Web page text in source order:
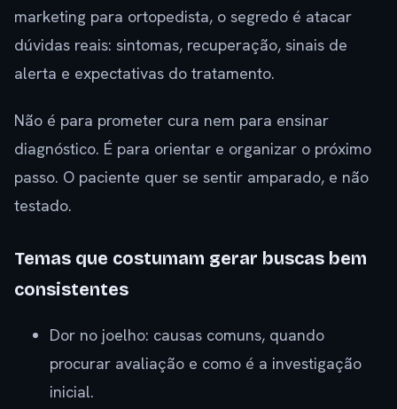
marketing para ortopedista, o segredo é atacar
dúvidas reais: sintomas, recuperação, sinais de
alerta e expectativas do tratamento.
Não é para prometer cura nem para ensinar
diagnóstico. É para orientar e organizar o próximo
passo. O paciente quer se sentir amparado, e não
testado.
Temas que costumam gerar buscas bem
consistentes
Dor no joelho: causas comuns, quando
procurar avaliação e como é a investigação
inicial.